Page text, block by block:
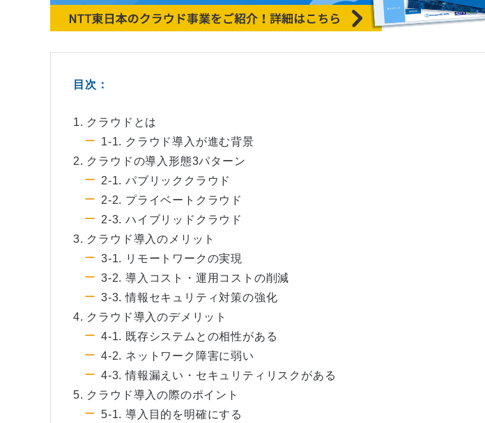
目次：
1. クラウドとは
1-1. クラウド導入が進む背景
2. クラウドの導入形態3パターン
2-1. パブリッククラウド
2-2. プライベートクラウド
2-3. ハイブリッドクラウド
3. クラウド導入のメリット
3-1. リモートワークの実現
3-2. 導入コスト・運用コストの削減
3-3. 情報セキュリティ対策の強化
4. クラウド導入のデメリット
4-1. 既存システムとの相性がある
4-2. ネットワーク障害に弱い
4-3. 情報漏えい・セキュリティリスクがある
5. クラウド導入の際のポイント
5-1. 導入目的を明確にする